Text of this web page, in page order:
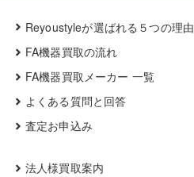
Reyoustyleが選ばれる５つの理由
FA機器買取の流れ
FA機器買取メーカー 一覧
よくある質問と回答
査定お申込み
法人様買取案内